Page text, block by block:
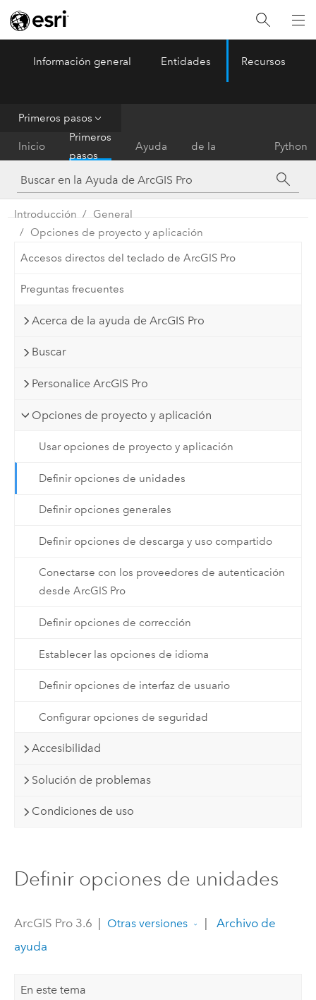
ArcGIS Pro Menu
Información general Entidades Recursos
Primeros pasos
Inicio
Primeros
pasos
Ayuda
de la
herramienta
Python
Introducción
General
Opciones de proyecto y aplicación
Accesos directos del teclado de ArcGIS Pro
Preguntas frecuentes
Acerca de la ayuda de ArcGIS Pro
Buscar
Personalice ArcGIS Pro
Opciones de proyecto y aplicación
Usar opciones de proyecto y aplicación
Definir opciones de unidades
Definir opciones generales
Definir opciones de descarga y uso compartido
Conectarse con los proveedores de autenticación
desde ArcGIS Pro
Definir opciones de corrección
Establecer las opciones de idioma
Definir opciones de interfaz de usuario
Configurar opciones de seguridad
Accesibilidad
Solución de problemas
Condiciones de uso
Definir opciones de unidades
ArcGIS Pro 3.6 Otras versiones
Archivo de
ayuda
En este tema